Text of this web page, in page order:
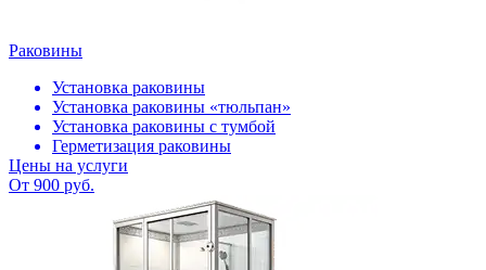
Раковины
Установка раковины
Установка раковины «тюльпан»
Установка раковины с тумбой
Герметизация раковины
Цены на услуги
От 900 руб.